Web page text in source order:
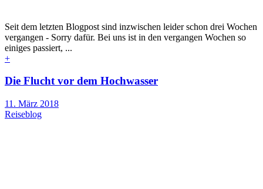
Seit dem letzten Blogpost sind inzwischen leider schon drei Wochen
vergangen - Sorry dafür. Bei uns ist in den vergangen Wochen so
einiges passiert, ...
+
Die Flucht vor dem Hochwasser
11. März 2018
Reiseblog